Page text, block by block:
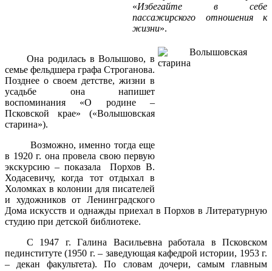
«Избегайте в себе
пассажирского отношения к
жизни».
Она родилась в Волышово, в
семье фельдшера графа Строганова.
Позднее о своем детстве, жизни в
усадьбе она напишет
воспоминания «О родине –
Псковской крае» («Волышовская
старина»).
Возможно, именно тогда еще
в 1920 г. она провела свою первую
экскурсию – показала Порхов В.
Ходасевичу, когда тот отдыхал в
Холомках в колонии для писателей
и художников от Ленинградского
Дома искусств и однажды приехал в Порхов в Литературную
студию при детской библиотеке.
С 1947 г. Галина Васильевна работала в Псковском
пединституте (1950 г. – заведующая кафедрой истории, 1953 г.
– декан факультета). По словам дочери, самым главным